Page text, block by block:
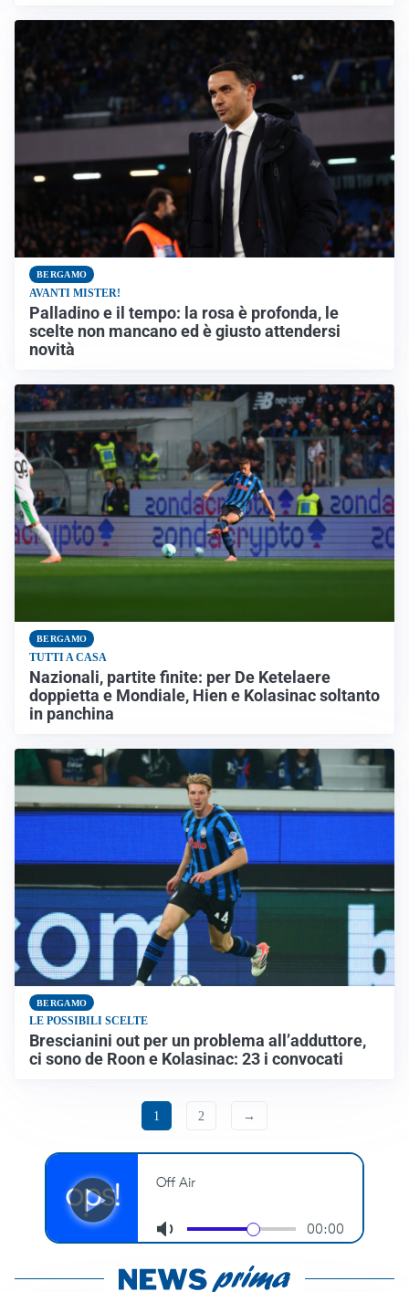
BERGAMO
AVANTI MISTER!
Palladino e il tempo: la rosa è profonda, le
scelte non mancano ed è giusto attendersi
novità
BERGAMO
TUTTI A CASA
Nazionali, partite finite: per De Ketelaere
doppietta e Mondiale, Hien e Kolasinac soltanto
in panchina
BERGAMO
LE POSSIBILI SCELTE
Brescianini out per un problema all’adduttore,
ci sono de Roon e Kolasinac: 23 i convocati
1 2 →